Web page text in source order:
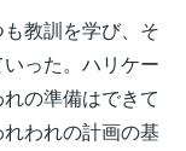
教訓を学び、そ
った。ハリケー
の準備はできて
われの計画の基